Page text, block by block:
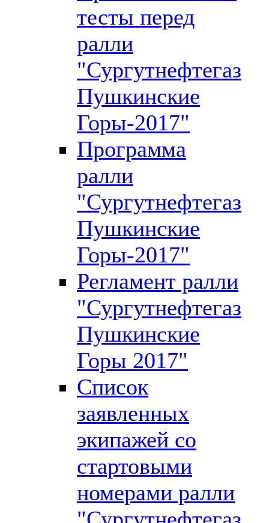
тесты перед
ралли
"Сургутнефтегаз
Пушкинские
Горы-2017"
Программа
ралли
"Сургутнефтегаз
Пушкинские
Горы-2017"
Регламент ралли
"Сургутнефтегаз
Пушкинские
Горы 2017"
Список
заявленных
экипажей со
стартовыми
номерами ралли